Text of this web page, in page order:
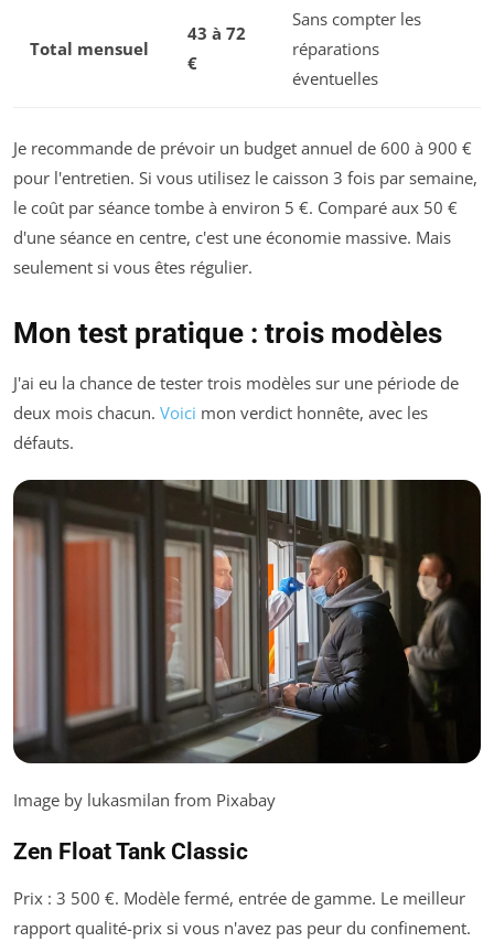
Total mensuel
43 à 72
€
Sans compter les
réparations
éventuelles
Je recommande de prévoir un budget annuel de 600 à 900 €
pour l'entretien. Si vous utilisez le caisson 3 fois par semaine,
le coût par séance tombe à environ 5 €. Comparé aux 50 €
d'une séance en centre, c'est une économie massive. Mais
seulement si vous êtes régulier.
Mon test pratique : trois modèles
J'ai eu la chance de tester trois modèles sur une période de
deux mois chacun. Voici mon verdict honnête, avec les
défauts.
Image by lukasmilan from Pixabay
Zen Float Tank Classic
Prix : 3 500 €. Modèle fermé, entrée de gamme. Le meilleur
rapport qualité-prix si vous n'avez pas peur du confinement.